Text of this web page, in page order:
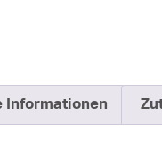
Informationen